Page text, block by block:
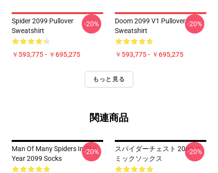
Spider 2099 Pullover
Sweatshirt
￥593,775 - ￥695,275
-20%
Doom 2099 V1 Pullover
Sweatshirt
￥593,775 - ￥695,275
-20%
もっと見る
関連商品
Man Of Many Spiders In The
Year 2099 Socks
-20%
スパイダーチェスト 2099 コ
ミックソックス
-20%